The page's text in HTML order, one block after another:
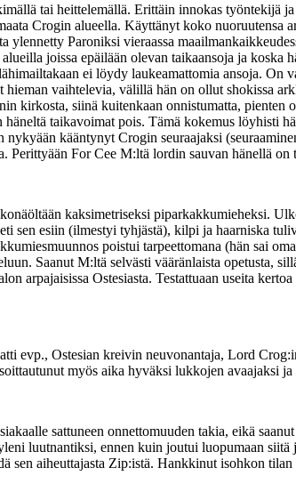
tai heittelemällä. Erittäin innokas työntekijä
Crogin alueella. Käyttänyt koko nuoruutensa
Paroniksi vieraassa
joissa epäilään olevan taikaansoja ja
ei löydy laukeamattomia ansoja.
vaihtelevia, välillä hän on ollut shokissa
kirkosta, siinä kuitenkaan onnistumatta,
taikavoimat pois. Tämä kokemus löyhisti
kääntynyt Crogin seuraajaksi
Perittyään For Cee M:ltä lordin sauvan hänellä
kaksimetriseksi piparkakkumieheksi.
sen esiin (ilmestyi tyhjästä), kilpi ja haarniska
poistui tarpeettomana (hän sai
Saanut M:ltä selvästi vääränlaista opetusta,
arpajaisissa Ostesiasta. Testattuaan useita
evp., Ostesian kreivin neuvonantaja, Lord
myös aika hyväksi lukkojen avaajaksi
sattuneen onnettomuuden takia, eikä
luutnantiksi, ennen kuin joutui luopumaan
sen aiheuttajasta Zip:istä. Hankkinut isohkon